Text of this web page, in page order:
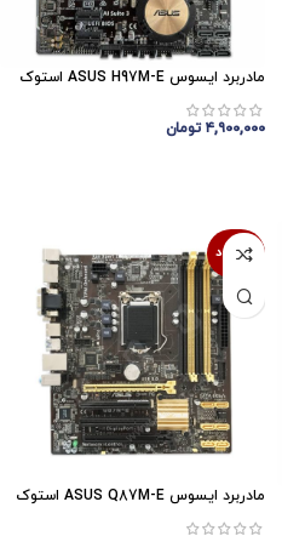
مادربرد ایسوس ASUS H97M-E استوک
۴,۹۰۰,۰۰۰ تومان
ناموجود
مادربرد ایسوس ASUS Q87M-E استوک